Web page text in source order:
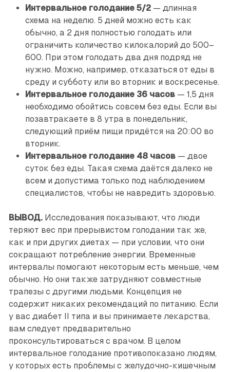
Интервальное голодание 5/2— длинная
схема на неделю. 5 дней можно есть как
обычно, а 2 дня полностью голодать или
ограничить количество килокалорий до 500–
600. При этом голодать два дня подряд не
нужно. Можно, например, отказаться от еды в
среду и субботу или во вторник и воскресенье.
Интервальное голодание 36 часов— 1,5 дня
необходимо обойтись совсем без еды. Если вы
позавтракаете в 8 утра в понедельник,
следующий приём пищи придётся на 20:00 во
вторник.
Интервальное голодание 48 часов— двое
суток без еды. Такая схема даётся далеко не
всем и допустима только под наблюдением
специалистов, чтобы не навредить здоровью.
ВЫВОД.Исследования показывают, что люди
теряют вес при прерывистом голодании так же,
как и при других диетах — при условии, что они
сокращают потребление энергии. Временные
интервалы помогают некоторым есть меньше, чем
обычно. Но они также затрудняют совместные
трапезы с другими людьми. Концепция не
содержит никаких рекомендаций по питанию. Если
у вас диабет II типа и вы принимаете лекарства,
вам следует предварительно
проконсультироваться с врачом. В целом
интервальное голодание противопоказано людям,
у которых есть проблемы с желудочно-кишечным